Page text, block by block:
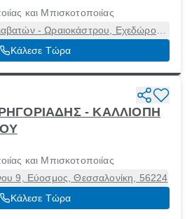
και Μπισκοτοποιίας
- Ωραιοκάστρου, Εχεδώρου,
57400
Κάλεσε Τώρα
- ΚΑΛΛΙΟΠΗ
και Μπισκοτοποιίας
9, Εύοσμος, Θεσσαλονίκη, 56224
Κάλεσε Τώρα